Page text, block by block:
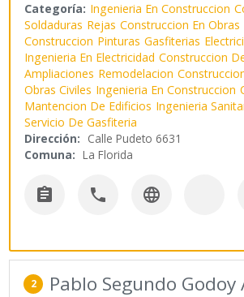
Categoría: Ingenieria En Construccion
Soldaduras Rejas Construccion En
Construccion Pinturas Gasfiterias
Ingenieria En Electricidad Construccion
Ampliaciones Remodelacion
Obras Civiles Ingenieria En Construccion
Mantencion De Edificios Ingenieria
Servicio De Gasfiteria
Dirección: Calle Pudeto 6631
Comuna: La Florida
  
2 Pablo Segundo Godoy